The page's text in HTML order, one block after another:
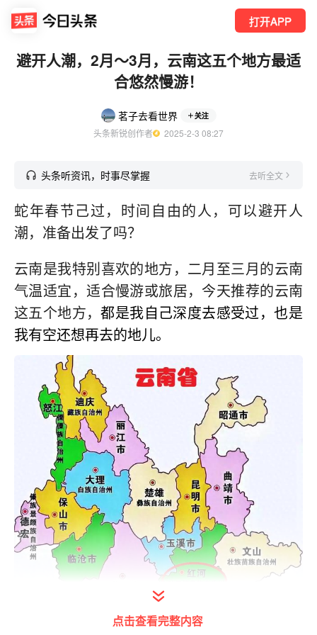
打开APP
避开人潮，2月～3月，云南这五个地方最适
合悠然慢游！
茗子去看世界 关注
头条新锐创作者
  2025-2-3 08:27
头条听资讯，时事尽掌握 去听全文
蛇年春节己过，时间自由的人，可以避开人
潮，准备出发了吗？
云南是我特别喜欢的地方，二月至三月的云南
气温适宜，适合慢游或旅居，今天推荐的云南
这五个地方，都是我自己深度去感受过，也‬是
我有空还想再去的地儿。
点击查看完整内容